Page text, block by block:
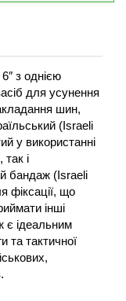
з однією
для усунення
шин,
(Israeli
у використанні
так і
бандаж (Israeli
фіксації, що
інші
є ідеальним
та тактичної